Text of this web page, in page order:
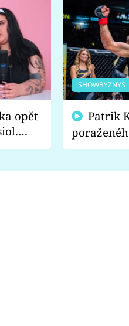
opět
a
SHOWBYZNYS
fanoušci